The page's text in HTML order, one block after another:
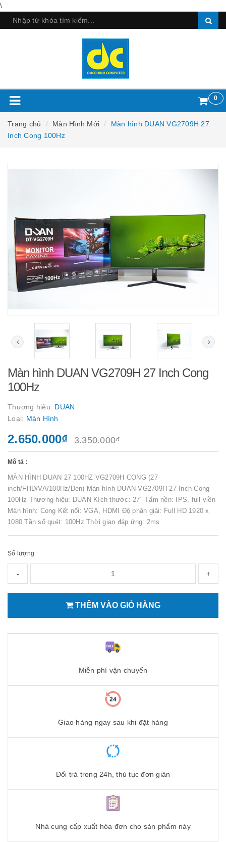
\
0
Trang chủ Màn Hình Mới
Màn hình DUAN VG2709H 27
Inch Cong 100Hz
Màn hình DUAN VG2709H 27 Inch Cong
100Hz
Thương hiệu: DUAN
Loại: Màn Hình
2.650.000₫ 3.350.000₫
Mô tả :
MÀN HÌNH DUAN 27 100HZ VG2709H CONG (27
inch/FHD/VA/100Hz/Đen) Màn hình DUAN VG2709H 27 Inch Cong
100Hz Thương hiệu: DUAN Kích thước: 27" Tấm nền: IPS, full viền
Màn hình: Cong Kết nối: VGA, HDMI Độ phân giải: Full HD 1920 x
1080 Tần số quét: 100Hz Thời gian đáp ứng: 2ms
Số lượng
- +
THÊM VÀO GIỎ HÀNG
Miễn phí vận chuyển
Giao hàng ngay sau khi đặt hàng
Đổi trả trong 24h, thủ tục đơn giản
Nhà cung cấp xuất hóa đơn cho sản phẩm này